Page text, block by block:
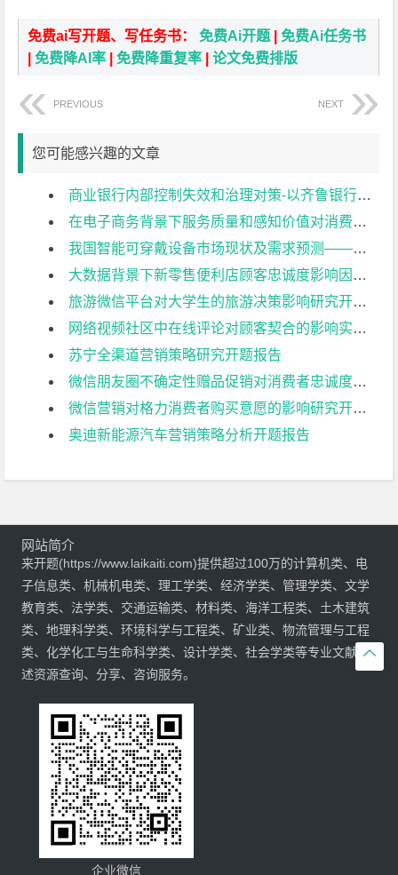
免费ai写开题、写任务书：免费Ai开题 |免费Ai任务书
|免费降AI率 |免费降重复率 |论文免费排版
PREVIOUS NEXT
您可能感兴趣的文章
商业银行内部控制失效和治理对策-以齐鲁银行为例开题报告
在电子商务背景下服务质量和感知价值对消费者行为的影响开题报告
我国智能可穿戴设备市场现状及需求预测——以小米手环为例开题报告
大数据背景下新零售便利店顾客忠诚度影响因素实证分析–以天猫小店为例开题报告
旅游微信平台对大学生的旅游决策影响研究开题报告
网络视频社区中在线评论对顾客契合的影响实证研究开题报告
苏宁全渠道营销策略研究开题报告
微信朋友圈不确定性赠品促销对消费者忠诚度的影响分析开题报告
微信营销对格力消费者购买意愿的影响研究开题报告
奥迪新能源汽车营销策略分析开题报告

网站简介
来开题(https://www.laikaiti.com)提供超过100万的计算机类、电
子信息类、机械机电类、理工学类、经济学类、管理学类、文学
教育类、法学类、交通运输类、材料类、海洋工程类、土木建筑
类、地理科学类、环境科学与工程类、矿业类、物流管理与工程
类、化学化工与生命科学类、设计学类、社会学类等专业文献综
述资源查询、分享、咨询服务。
企业微信